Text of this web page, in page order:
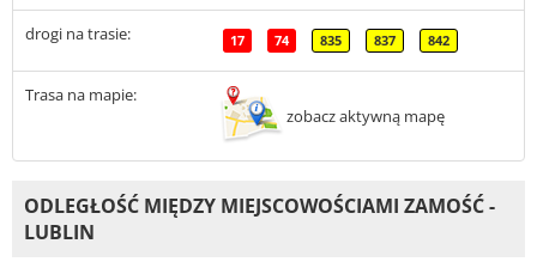
drogi na trasie: 17 74 835 837 842
Trasa na mapie:
zobacz aktywną mapę
ODLEGŁOŚĆ MIĘDZY MIEJSCOWOŚCIAMI ZAMOŚĆ -
LUBLIN